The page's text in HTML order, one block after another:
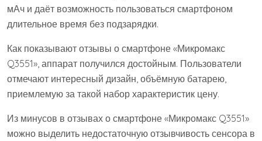
мАч и даёт возможность пользоваться смартфоном
длительное время без подзарядки.
Как показывают отзывы о смартфоне «Микромакс
Q3551», аппарат получился достойным. Пользователи
отмечают интересный дизайн, объёмную батарею,
приемлемую за такой набор характеристик цену.
Из минусов в отзывах о смартфоне «Микромакс Q3551»
можно выделить недостаточную отзывчивость сенсора в